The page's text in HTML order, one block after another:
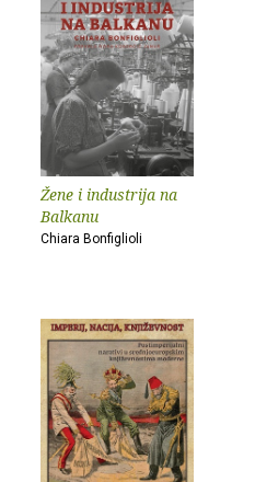
Žene i industrija na
Balkanu
Chiara Bonfiglioli